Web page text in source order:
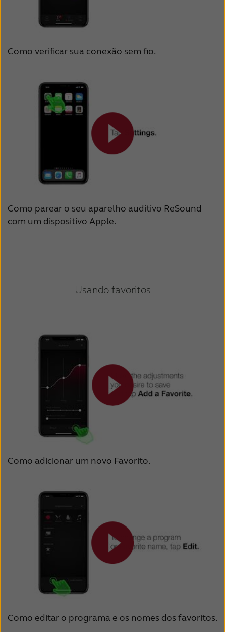
Como verificar sua conexão sem fio.
Como parear o seu aparelho auditivo ReSound
com um dispositivo Apple.
Usando favoritos
Como adicionar um novo Favorito.
Como editar o programa e os nomes dos favoritos.